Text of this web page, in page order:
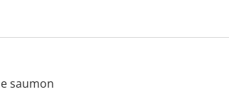
saumon